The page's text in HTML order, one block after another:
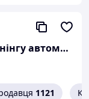
СвітАвто (товари для тюнінгу автомобілів ВАЗ)
1121